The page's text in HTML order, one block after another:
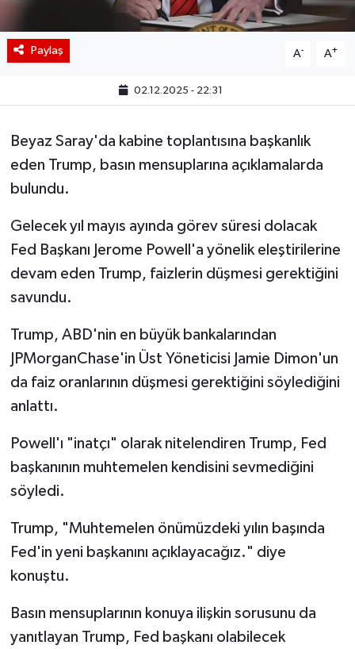
Paylaş A- A+
02.12.2025 - 22:31
Beyaz Saray'da kabine toplantısına başkanlık
eden Trump, basın mensuplarına açıklamalarda
bulundu.
Gelecek yıl mayıs ayında görev süresi dolacak
Fed Başkanı Jerome Powell'a yönelik eleştirilerine
devam eden Trump, faizlerin düşmesi gerektiğini
savundu.
Trump, ABD'nin en büyük bankalarından
JPMorganChase'in Üst Yöneticisi Jamie Dimon'un
da faiz oranlarının düşmesi gerektiğini söylediğini
anlattı.
Powell'ı "inatçı" olarak nitelendiren Trump, Fed
başkanının muhtemelen kendisini sevmediğini
söyledi.
Trump, "Muhtemelen önümüzdeki yılın başında
Fed'in yeni başkanını açıklayacağız." diye
konuştu.
Basın mensuplarının konuya ilişkin sorusunu da
yanıtlayan Trump, Fed başkanı olabilecek
İletişim